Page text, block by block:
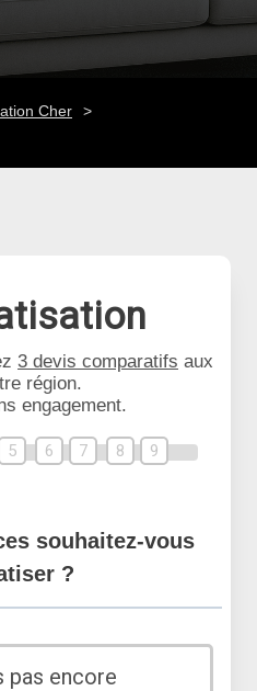
Cher
3 devis comparatifs aux
région.
engagement.
5 6 7 8 9
souhaitez-vous
?
pas encore